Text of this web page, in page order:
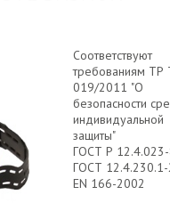
Соответствуют
требованиям ТР
019/2011 "О
безопасности
индивидуальной
защиты"
ГОСТ Р
ГОСТ 12.4.230.1-
EN 166-2002